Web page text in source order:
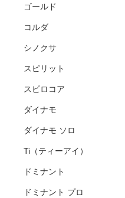
ゴールド
コルダ
シノクサ
スピリット
スピロコア
ダイナモ
ダイナモ ソロ
Ti（ティーアイ）
ドミナント
ドミナント プロ